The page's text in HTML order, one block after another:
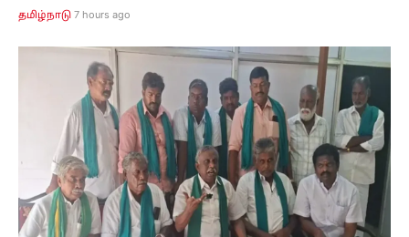
தமிழ்நாடு 7 hours ago